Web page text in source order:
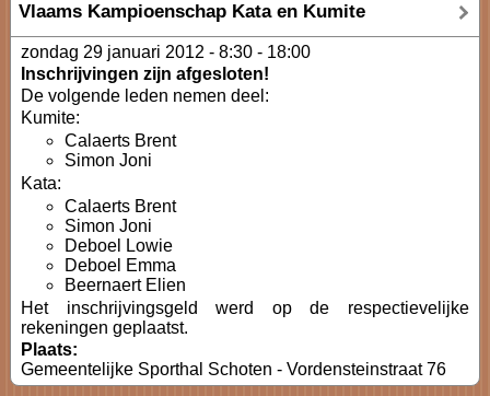
Vlaams Kampioenschap Kata en Kumite
zondag 29 januari 2012 - 8:30 - 18:00
Inschrijvingen zijn afgesloten!
De volgende leden nemen deel:
Kumite:
Calaerts Brent
Simon Joni
Kata:
Calaerts Brent
Simon Joni
Deboel Lowie
Deboel Emma
Beernaert Elien
Het inschrijvingsgeld werd op de respectievelijke
rekeningen geplaatst.
Plaats:
Gemeentelijke Sporthal Schoten - Vordensteinstraat 76